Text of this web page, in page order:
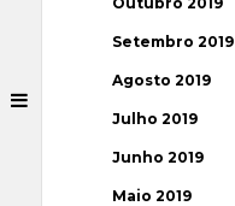
Setembro 2019
Agosto 2019
Julho 2019
Junho 2019
Maio 2019